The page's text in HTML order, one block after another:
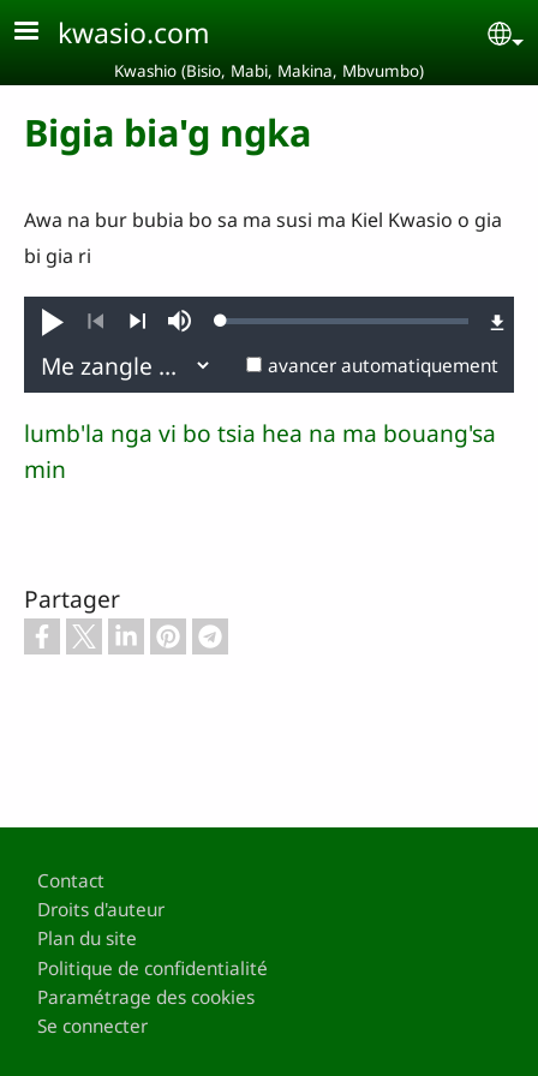
Aller au contenu principal
kwasio.com
Kwashio (Bisio, Mabi, Makina, Mbvumbo)
Bigia bia'g ngka
Awa na bur bubia bo sa ma susi ma Kiel Kwasio o gia
bi gia ri
Jouer
PrécédentSuivant
SourdineLoaded:
avancer automatiquement
lumb'la nga vi bo tsia hea na ma bouang'sa
min
Partager
Pied de page
Contact
Droits d'auteur
Plan du site
Politique de confidentialité
Paramétrage des cookies
Se connecter